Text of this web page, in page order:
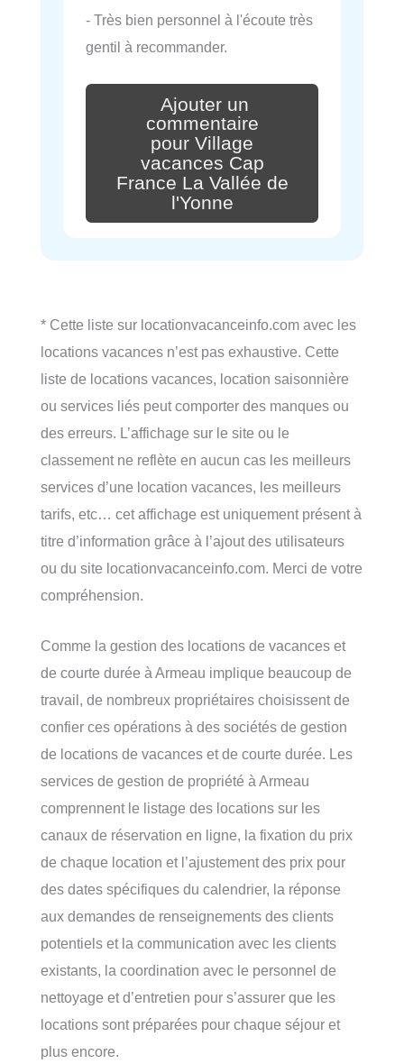
- Très bien personnel à l'écoute très
gentil à recommander.
Ajouter un
commentaire
pour Village
vacances Cap
France La Vallée de
l'Yonne
* Cette liste sur locationvacanceinfo.com avec les
locations vacances n’est pas exhaustive. Cette
liste de locations vacances, location saisonnière
ou services liés peut comporter des manques ou
des erreurs. L’affichage sur le site ou le
classement ne reflète en aucun cas les meilleurs
services d’une location vacances, les meilleurs
tarifs, etc… cet affichage est uniquement présent à
titre d’information grâce à l’ajout des utilisateurs
ou du site locationvacanceinfo.com. Merci de votre
compréhension.
Comme la gestion des locations de vacances et
de courte durée à Armeau implique beaucoup de
travail, de nombreux propriétaires choisissent de
confier ces opérations à des sociétés de gestion
de locations de vacances et de courte durée. Les
services de gestion de propriété à Armeau
comprennent le listage des locations sur les
canaux de réservation en ligne, la fixation du prix
de chaque location et l’ajustement des prix pour
des dates spécifiques du calendrier, la réponse
aux demandes de renseignements des clients
potentiels et la communication avec les clients
existants, la coordination avec le personnel de
nettoyage et d’entretien pour s’assurer que les
locations sont préparées pour chaque séjour et
plus encore.